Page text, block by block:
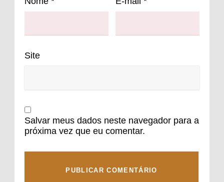
Site
Salvar meus dados neste navegador para a
próxima vez que eu comentar.